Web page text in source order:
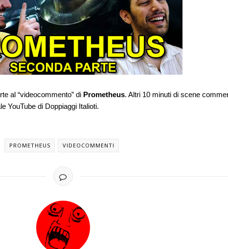
al “videocommento” di Prometheus. Altri 10 minuti di scene
YouTube di Doppiaggi Italioti.
PROMETHEUS VIDEOCOMMENTI